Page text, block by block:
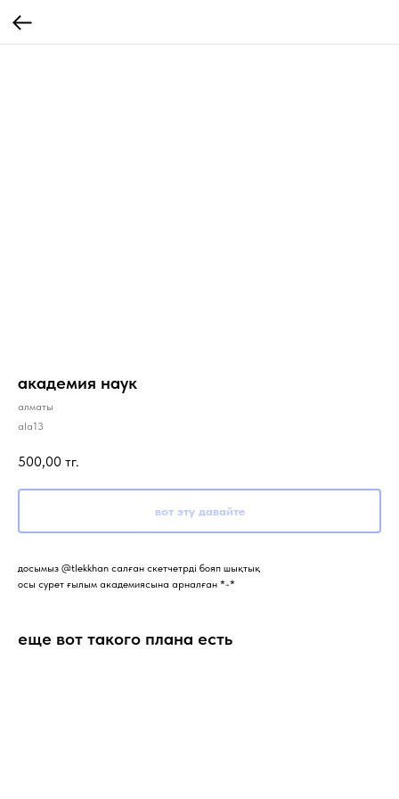
академия наук
алматы
ala13
500,00 тг.
вот эту давайте
досымыз @tlekkhan салған скетчетрді бояп шықтық
осы сурет ғылым академиясына арналған *-*
еще вот такого плана есть